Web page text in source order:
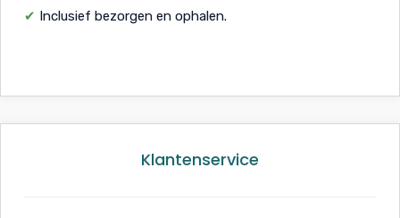
✔ Inclusief bezorgen en ophalen.
Klantenservice